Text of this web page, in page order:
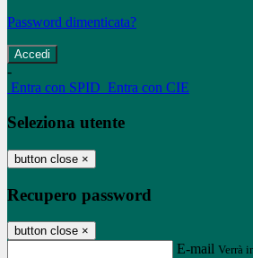
Password dimenticata?
-
Entra con SPID Entra con CIE
Seleziona utente
button close ×
Recupero password
button close ×
E-mail Verrà